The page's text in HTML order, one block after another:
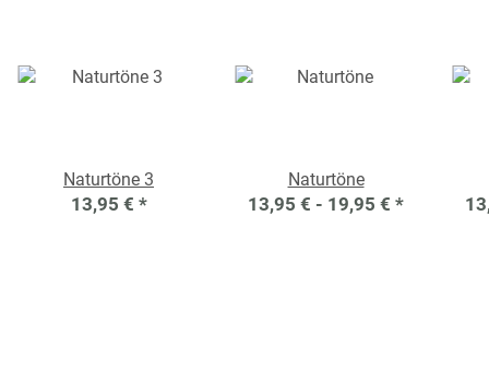
Naturtöne 3
13,95 € *
Naturtöne
13,95 € - 19,95 € *